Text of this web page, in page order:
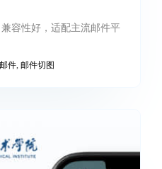
容性好，适配主流邮件平
邮件, 邮件切图